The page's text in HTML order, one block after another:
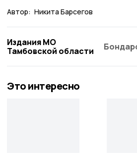
Автор: Никита Барсегов
Издания МО
Тамбовской области
Это интересно